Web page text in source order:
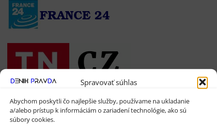
Spravovať súhlas
Abychom poskytli čo najlepšie služby, používame na ukladanie
a/alebo prístup k informáciám o zariadení technológie, ako sú
súbory cookies.
Váš Banner